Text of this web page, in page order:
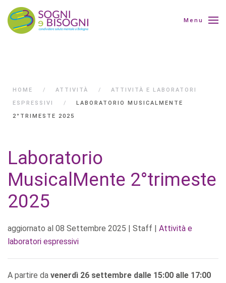
Menu
HOME ATTIVITÀ
ATTIVITÀ E LABORATORI
ESPRESSIVI
LABORATORIO MUSICALMENTE
2°TRIMESTE 2025
Laboratorio
MusicalMente 2°trimeste
2025
aggiornato al 08 Settembre 2025 | Staff | Attività e
laboratori espressivi
A partire da venerdì 26 settembre dalle 15:00 alle 17:00